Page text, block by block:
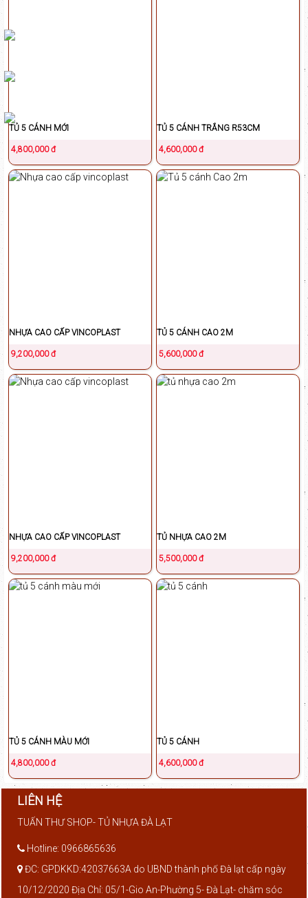
TỦ 5 CÁNH MỚI
4,800,000 đ
TỦ 5 CÁNH TRẮNG R53CM
4,600,000 đ
NHỰA CAO CẤP VINCOPLAST
9,200,000 đ
TỦ 5 CÁNH CAO 2M
5,600,000 đ
NHỰA CAO CẤP VINCOPLAST
9,200,000 đ
TỦ NHỰA CAO 2M
5,500,000 đ
TỦ 5 CÁNH MÀU MỚI
4,800,000 đ
TỦ 5 CÁNH
4,600,000 đ
LIÊN HỆ
TUẤN THƯ SHOP- TỦ NHỰA ĐÀ LẠT
Hotline: 0966865636
ĐC: GPDKKD:42037663A do UBND thành phố Đà lạt cấp ngày
10/12/2020 Địa Chỉ: 05/1-Gio An-Phường 5- Đà Lạt- chăm sóc